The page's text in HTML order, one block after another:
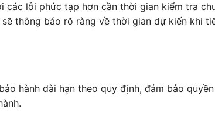
lỗi phức tạp hơn cần thời gian kiểm tra
thông báo rõ ràng về thời gian dự kiến khi
hành dài hạn theo quy định, đảm bảo